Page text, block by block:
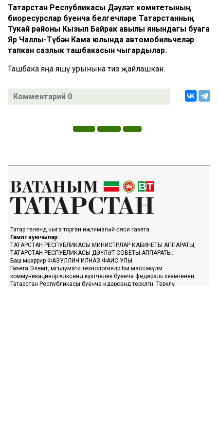
Татарстан Республикасы Дәүләт комитетының
биоресурслар буенча белгечләре Татарстанның
Тукай районы Кызыл Байрак авылы янындагы буага
Яр Чаллы-Түбән Кама юлында автомобильчеләр
тапкан сазлык ташбакасын чыгардылар.
Ташбака яңа яшәү урынына тиз җайлашкан.
Комментарий 0
Татар телендә чыга торган иҗтимагый-сәяси газета.
Гамәлгә куючылар:
ТАТАРСТАН РЕСПУБЛИКАСЫ МИНИСТРЛАР КАБИНЕТЫ АППАРАТЫ,
ТАТАРСТАН РЕСПУБЛИКАСЫ ДӘҮЛӘТ СОВЕТЫ АППАРАТЫ.
Баш мөхәррир ФАЗУЛЛИН ИЛНАЗ ФАИС УЛЫ.
Газета Элемтә, мәгълүмати технологияләр һәм массакүләм
коммуникацияләр өлкәсендә күзәтчелек буенча федераль хезмәтенең
Татарстан Республикасы буенча идарәсендә теркәлгән. Теркәлү